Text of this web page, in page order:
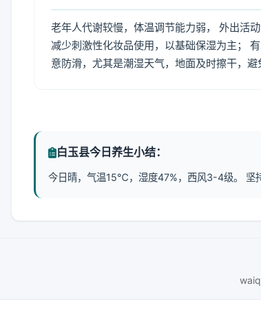
老年人代谢较慢，体温调节能力弱， 外出活
减少刺激性化妆品使用，以基础保湿为主；
意防滑，尤其是潮湿天气，地面及时擦干，避
白玉县今日养生小结：
今日晴，气温15℃，湿度47%，西风3-4级。 坚